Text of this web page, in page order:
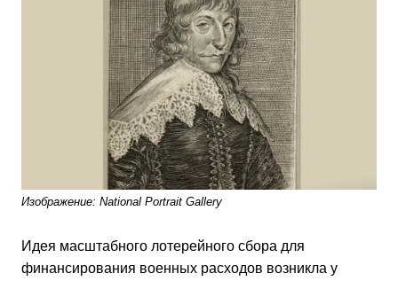
Изображение: National Portrait Gallery
Идея масштабного лотерейного сбора для
финансирования военных расходов возникла у